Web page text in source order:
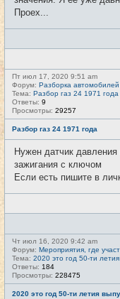
Проех...
Пт июл 17, 2020 9:51 am
Форум: Разборка
Тема: Разбор газ 24 1971 года
Ответы: 9
Просмотры: 29257
Разбор газ 24 1971 года
Нужен датчик
зажигания с ключом
Если есть пишите в
Чт июл 16, 2020 9:42 am
Форум: Мероприятия, где
Тема: 2020 это год 50-ти летия
Ответы: 184
Просмотры: 228475
2020 это год 50-ти летия